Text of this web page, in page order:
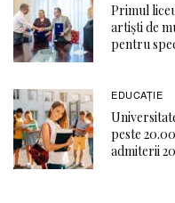
Primul
artiști de
pentru
EDUCAŢIE
peste
admiterii